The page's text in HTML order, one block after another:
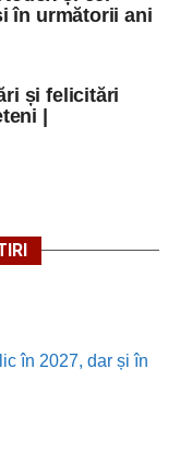
News
complet
intensitatea
în următorii ani
și felicitări
|
în 2027, dar și în